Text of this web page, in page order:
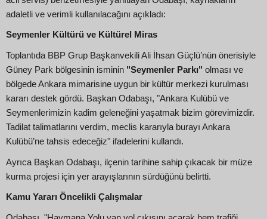
adaletli ve verimli kullanılacağını açıkladı:
Seymenler Kültürü ve Kültürel Miras
Toplantıda BBP Grup Başkanvekili Ali İhsan Güçlü’nün önerisiyle
Güney Park bölgesinin isminin "Seymenler Parkı" olması ve
bölgede Ankara mimarisine uygun bir kültür merkezi kurulması
kararı destek gördü. Başkan Odabaşı, "Ankara Kulübü ve
Seymenlerimizin kadim geleneğini yaşatmak bizim görevimizdir.
Tadilat talimatlarını verdim, meclis kararıyla burayı Ankara
Kulübü’ne tahsis edeceğiz" ifadelerini kullandı.
Ayrıca Başkan Odabaşı, ilçenin tarihine sahip çıkacak bir müze
kurma projesi için yer arayışlarının sürdüğünü belirtti.
Kamu Yararı Öncelikli Çalışmalar